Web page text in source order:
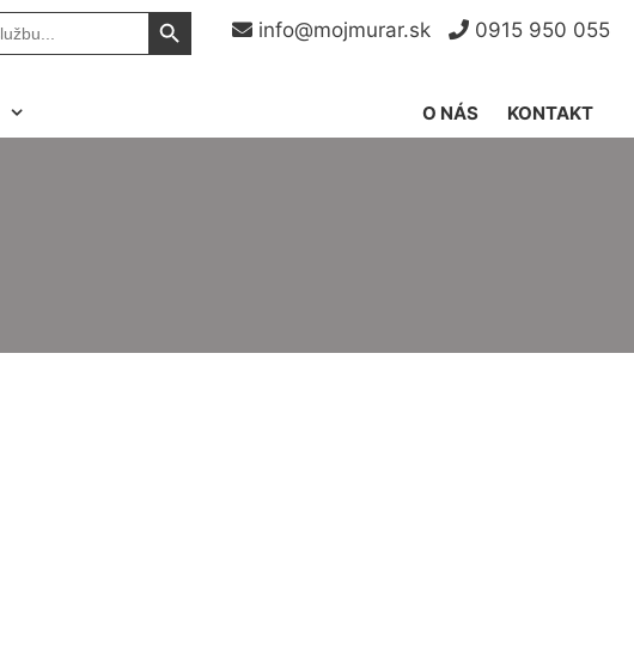
info@mojmurar.sk 0915 950 055
Search Button
KONTAKT
O NÁS